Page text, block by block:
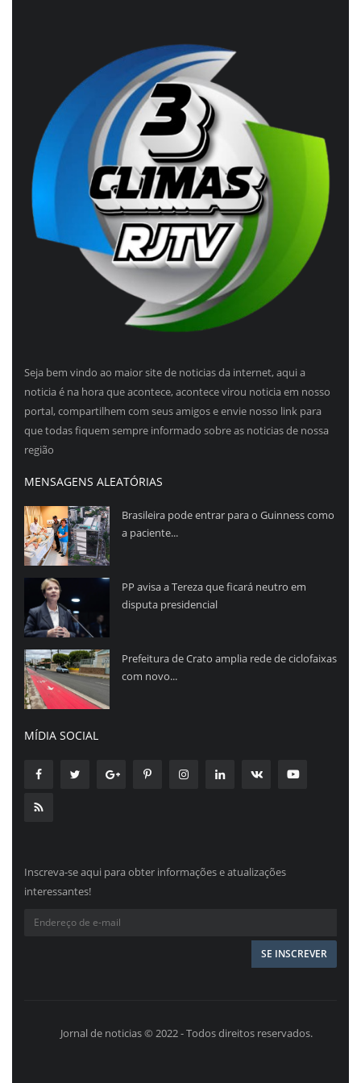
Seja bem vindo ao maior site de noticias da internet, aqui a
noticia é na hora que acontece, acontece virou noticia em nosso
portal, compartilhem com seus amigos e envie nosso link para
que todas fiquem sempre informado sobre as noticias de nossa
região
MENSAGENS ALEATÓRIAS
Brasileira pode entrar para o Guinness como
a paciente...
PP avisa a Tereza que ficará neutro em
disputa presidencial
Prefeitura de Crato amplia rede de ciclofaixas
com novo...
MÍDIA SOCIAL
Inscreva-se aqui para obter informações e atualizações
interessantes!
Jornal de noticias © 2022 - Todos direitos reservados.